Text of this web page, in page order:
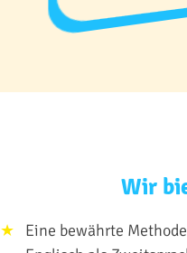
Wir
Eine bewährte